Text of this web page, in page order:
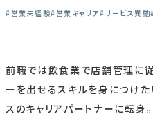
営業未経験 営業キャリア サービス異動
前職では飲食業で店舗管理に従
ーを出せるスキルを身につけた
スのキャリアパートナーに転